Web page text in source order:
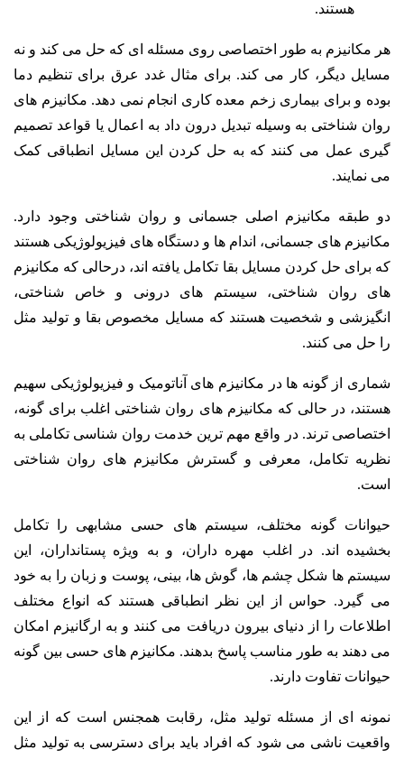
هستند.
هر مکانیزم به طور اختصاصی روی مسئله ای که حل می کند و نه
مسایل دیگر، کار می کند. برای مثال غدد عرق برای تنظیم دما
بوده و برای بیماری زخم معده کاری انجام نمی دهد. مکانیزم های
روان شناختی به وسیله تبدیل درون داد به اعمال یا قواعد تصمیم
گیری عمل می کنند که به حل کردن این مسایل انطباقی کمک
می نمایند.
دو طبقه مکانیزم اصلی جسمانی و روان شناختی وجود دارد.
مکانیزم های جسمانی، اندام ها و دستگاه های فیزیولوژیکی هستند
که برای حل کردن مسایل بقا تکامل یافته اند، درحالی که مکانیزم
های روان شناختی، سیستم های درونی و خاص شناختی،
انگیزشی و شخصیت هستند که مسایل مخصوص بقا و تولید مثل
را حل می کنند.
شماری از گونه ها در مکانیزم های آناتومیک و فیزیولوژیکی سهیم
هستند، در حالی که مکانیزم های روان شناختی اغلب برای گونه،
اختصاصی ترند. در واقع مهم ترین خدمت روان شناسی تکاملی به
نظریه تکامل، معرفی و گسترش مکانیزم های روان شناختی
است.
حیوانات گونه مختلف، سیستم های حسی مشابهی را تکامل
بخشیده اند. در اغلب مهره داران، و به ویژه پستانداران، این
سیستم ها شکل چشم ها، گوش ها، بینی، پوست و زبان را به خود
می گیرد. حواس از این نظر انطباقی هستند که انواع مختلف
اطلاعات را از دنیای بیرون دریافت می کنند و به ارگانیزم امکان
می دهند به طور مناسب پاسخ بدهند. مکانیزم های حسی بین گونه
حیوانات تفاوت دارند.
نمونه ای از مسئله تولید مثل، رقابت همجنس است که از این
واقعیت ناشی می شود که افراد باید برای دسترسی به تولید مثل